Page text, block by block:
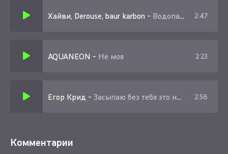
Хайви, Derouse, baur karbon - Водопад 2:47
AQUANEON - Не моя 2:23
Егор Крид - Засыпаю без тебя это не окей 2:58
Комментарии